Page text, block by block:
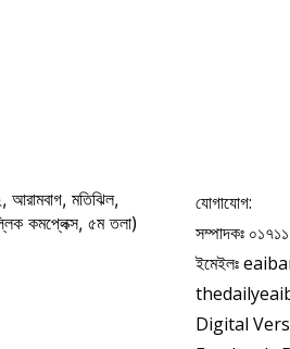
আরামবাগ, মতিঝিল,
কমপ্লেক্স, ৫ম তলা)
যোগাযোগ:
সম্পাদকঃ
ইমেইলঃ
Digital